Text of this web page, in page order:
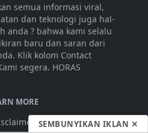
semua informasi viral,
dan teknologi juga hal-
anda ? bahwa kami selalu
baru dan saran dari
Klik kolom Contact
segera. HORAS
MORE
SEMBUNYIKAN IKLAN ✕